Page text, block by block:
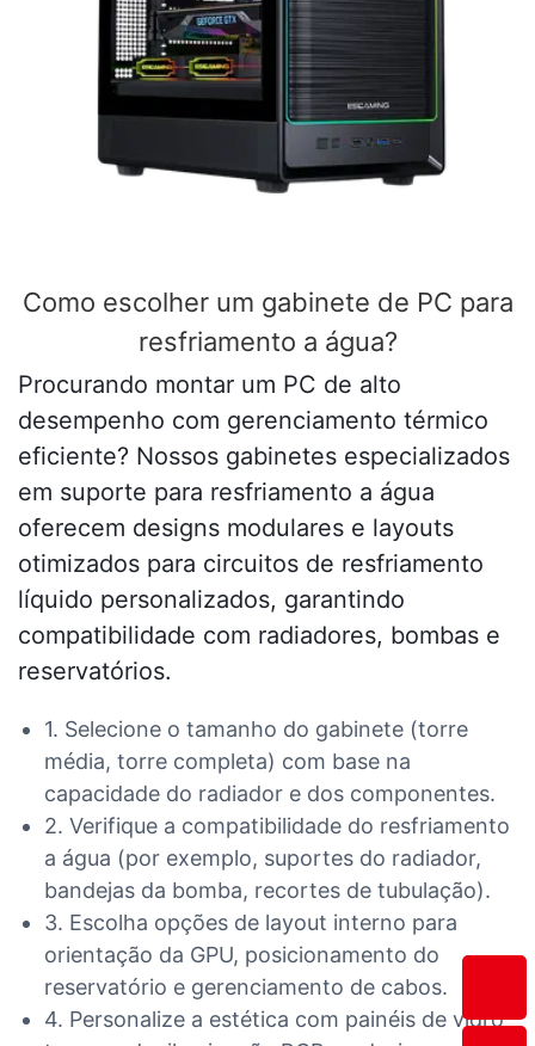
Como escolher um gabinete de PC para
resfriamento a água?
Procurando montar um PC de alto
desempenho com gerenciamento térmico
eficiente? Nossos gabinetes especializados
em suporte para resfriamento a água
oferecem designs modulares e layouts
otimizados para circuitos de resfriamento
líquido personalizados, garantindo
compatibilidade com radiadores, bombas e
reservatórios.
1. Selecione o tamanho do gabinete (torre
média, torre completa) com base na
capacidade do radiador e dos componentes.
2. Verifique a compatibilidade do resfriamento
a água (por exemplo, suportes do radiador,
bandejas da bomba, recortes de tubulação).
3. Escolha opções de layout interno para
orientação da GPU, posicionamento do
reservatório e gerenciamento de cabos.
4. Personalize a estética com painéis de vidro